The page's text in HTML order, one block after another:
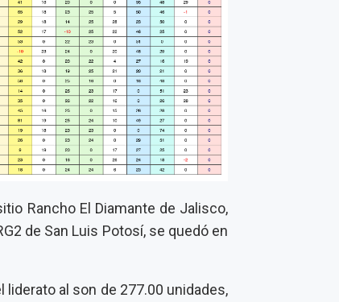
Rancho El Diamante de Jalisco,
de San Luis Potosí, se quedó en
liderato al son de 277.00 unidades,